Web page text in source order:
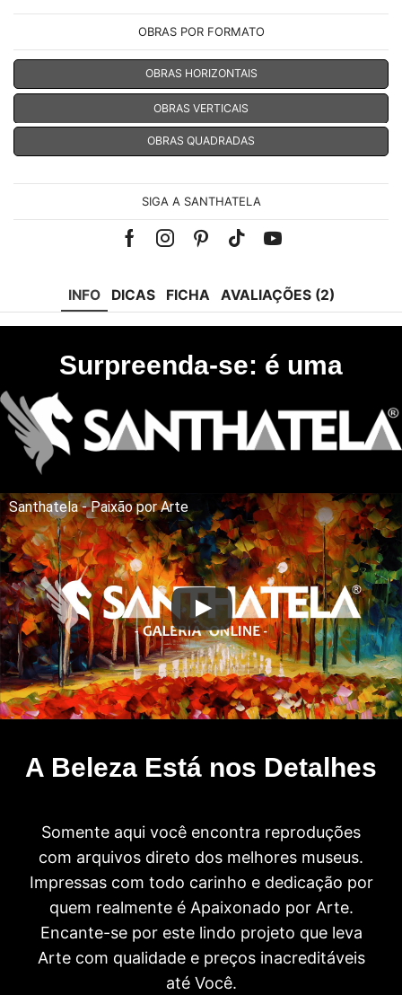
OBRAS POR FORMATO
OBRAS HORIZONTAIS
OBRAS VERTICAIS
OBRAS QUADRADAS
SIGA A SANTHATELA
FacebookInstagramPinterest
Tik-Youtube
INFO DICAS FICHA AVALIAÇÕES (2)
Surpreenda-se: é uma
Santhatela - Paixão por Arte
A Beleza Está nos Detalhes
Somente aqui você encontra reproduções
com arquivos direto dos melhores museus.
Impressas com todo carinho e dedicação por
quem realmente é Apaixonado por Arte.
Encante-se por este lindo projeto que leva
Arte com qualidade e preços inacreditáveis
até Você.